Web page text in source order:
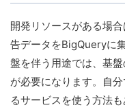
開発リソースがある場
告データをBigQueryに
盤を伴う用途では、基
が必要になります。自
るサービスを使う方法も